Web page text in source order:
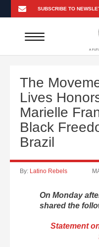
A
The
Lives
Marielle
Black
Brazil
By: Latino Rebels
On Monday
shared the
Statement